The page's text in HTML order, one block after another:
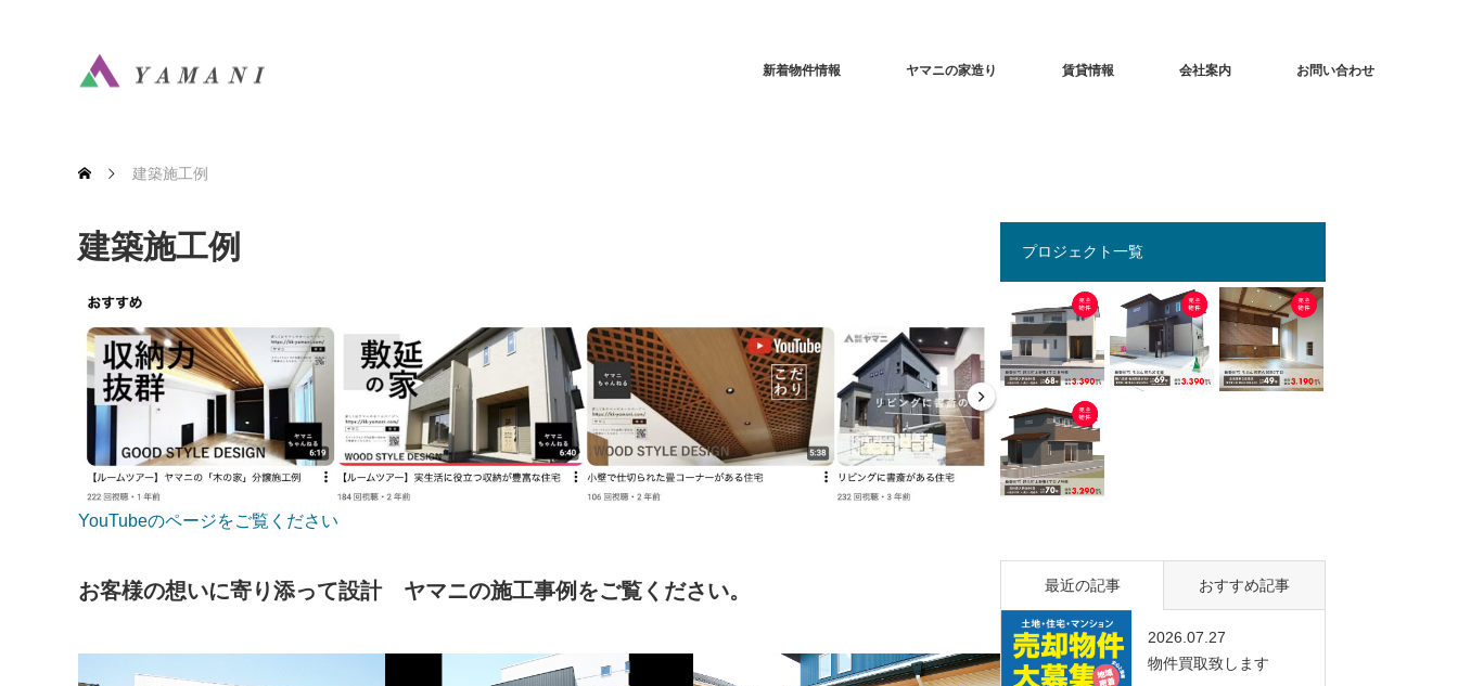
新着物件情報 ヤマニの家造り 賃貸情報 会社案内 お問い合わせ
建築施工例
建築施工例
YouTubeのページをご覧ください
お客様の想いに寄り添って設計 ヤマニの施工事例をご覧ください。
プロジェクト一覧
最近の記事 おすすめ記事
2026.07.27
物件買取致します